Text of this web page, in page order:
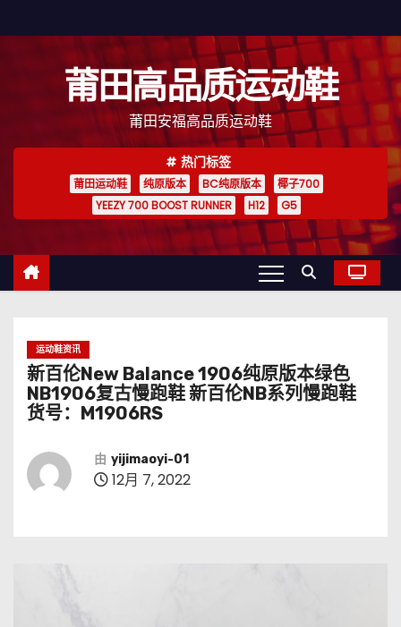
至
莆田高品质运动鞋
莆田安福高品质运动鞋
热门标签
莆田运动鞋 纯原版本 BC纯原版本
椰子700
YEEZY 700 BOOST RUNNER
H12 G5
运动鞋资讯
新百伦New Balance 1906纯原版本绿色
NB1906复古慢跑鞋 新百伦NB系列慢跑鞋
货号：M1906RS
由 yijimaoyi-01
12月 7, 2022